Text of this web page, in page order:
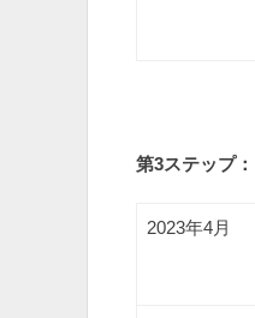
第3ステップ：
2023年4月